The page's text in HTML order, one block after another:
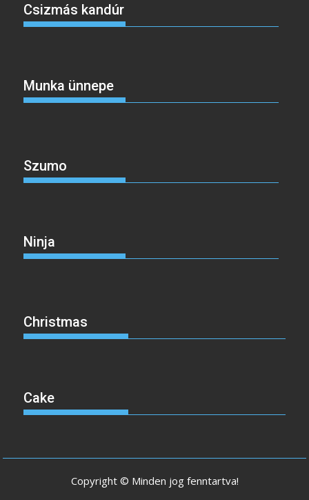
Csizmás kandúr
Munka ünnepe
Szumo
Ninja
Christmas
Cake
Copyright © Minden jog fenntartva!